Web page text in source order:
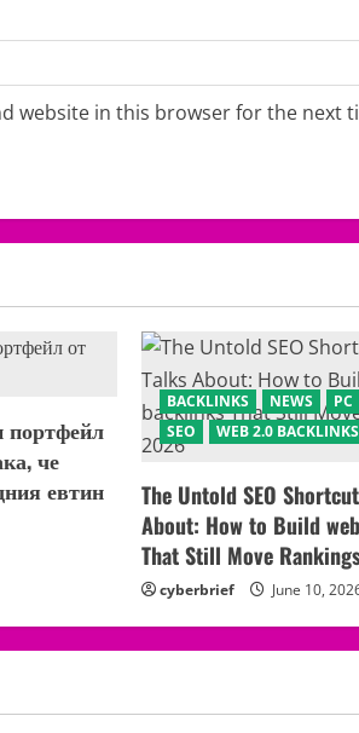
website in this browser for the next
че
евтин
BACKLINKS NEWS PC
SEO
WEB 2.0 BACKLINKS
The Untold SEO
About: How to Build
That Still Move
cyberbrief June 10,